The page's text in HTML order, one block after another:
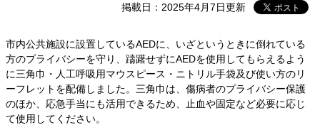
掲載日：2025年4月7日更新
市内公共施設に設置しているAEDに、いざというときに倒れている
方のプライバシーを守り、躊躇せずにAEDを使用してもらえるよう
に三角巾・人工呼吸用マウスピース・ニトリル手袋及び使い方のリ
ーフレットを配備しました。三角巾は、傷病者のプライバシー保護
のほか、応急手当にも活用できるため、止血や固定など必要に応じ
て使用してください。